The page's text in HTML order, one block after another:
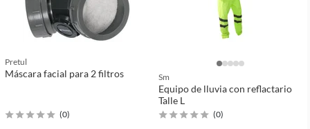
Pretul
Máscara facial para 2 filtros
(0)
Sm
Equipo de lluvia con reflactario
Talle L
(0)